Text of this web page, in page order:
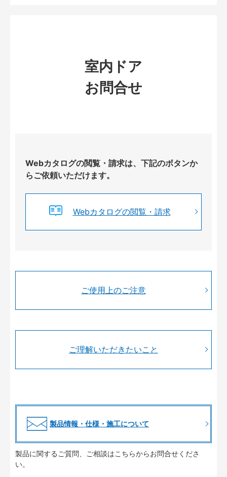
室内ドア
お問合せ
Webカタログの閲覧・請求は、下記のボタンか
らご依頼いただけます。
Webカタログの閲覧・請求
ご使用上のご注意
ご理解いただきたいこと
製品情報・仕様・施工について
製品に関するご質問、ご相談はこちらからお問合せくださ
い。